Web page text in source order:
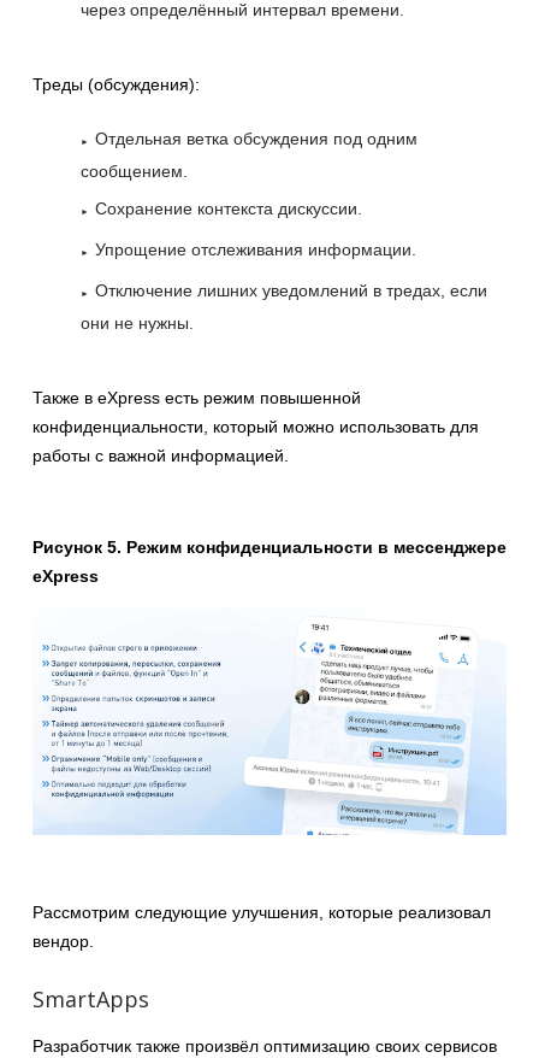
через определённый интервал времени.
Треды (обсуждения):
Отдельная ветка обсуждения под одним
сообщением.
Сохранение контекста дискуссии.
Упрощение отслеживания информации.
Отключение лишних уведомлений в тредах, если
они не нужны.
Также в eXpress есть режим повышенной
конфиденциальности, который можно использовать для
работы с важной информацией.
Рисунок 5. Режим конфиденциальности в мессенджере
eXpress
Рассмотрим следующие улучшения, которые реализовал
вендор.
SmartApps
Разработчик также произвёл оптимизацию своих сервисов